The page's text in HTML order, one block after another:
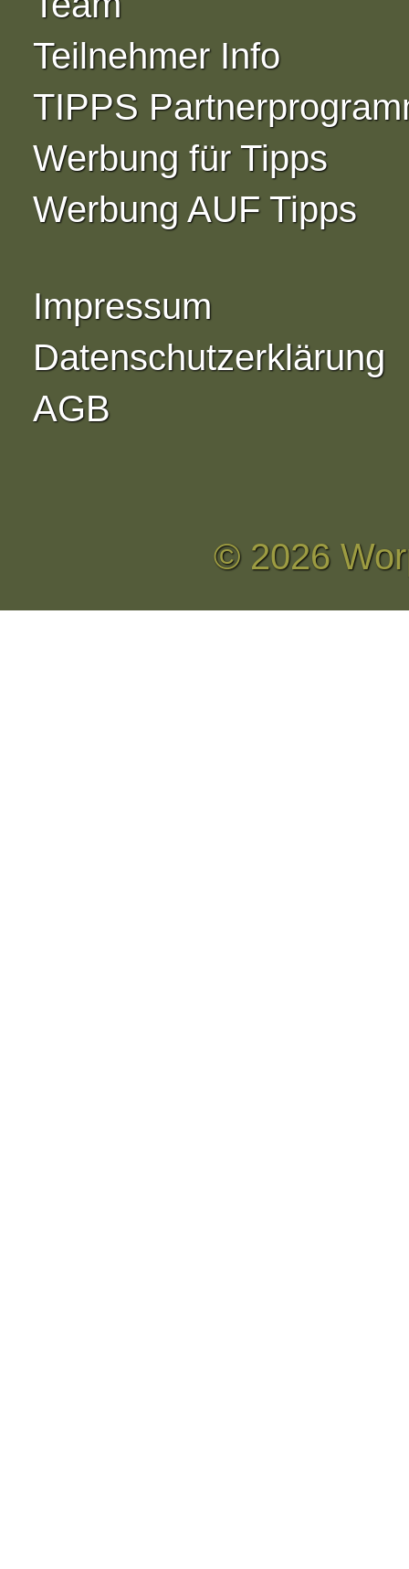
Teilnehmer Info
TIPPS
Werbung für Tipps
Werbung AUF Tipps
Impressum
Datenschutzerklärung
AGB
© 2026